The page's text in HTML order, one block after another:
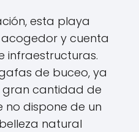
esta playa
y cuenta
infraestructuras.
de buceo, ya
cantidad de
no dispone de un
natural